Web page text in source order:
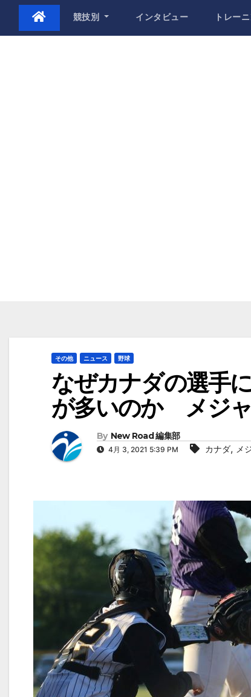
Skip
content
競技別 インタビュー トレー
その他 ニュース 野球
なぜカナダの選手
が多いのか メジ
By New Road 編集部
4月 3, 2021 5:39 PM カナダ, メ